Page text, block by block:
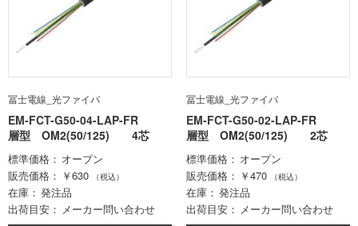
冨士電線_光ファイバ
EM-FCT-G50-04-LAP-FR
層型 OM2(50/125) 4芯
標準価格
オープン
販売価格
￥630 （税込）
在庫
発注品
出荷目安
メーカー問い合わせ
冨士電線_光ファイバ
EM-FCT-G50-02-LAP-FR
層型 OM2(50/125) 2芯
標準価格
オープン
販売価格
￥470 （税込）
在庫
発注品
出荷目安
メーカー問い合わせ